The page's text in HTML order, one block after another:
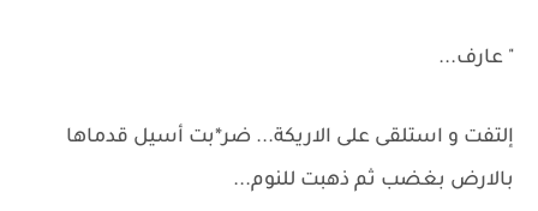
" عارف...
إلتفت و استلقى على الاريكة... ضر*بت أسيل قدماها
بالارض بغضب ثم ذهبت للنوم...